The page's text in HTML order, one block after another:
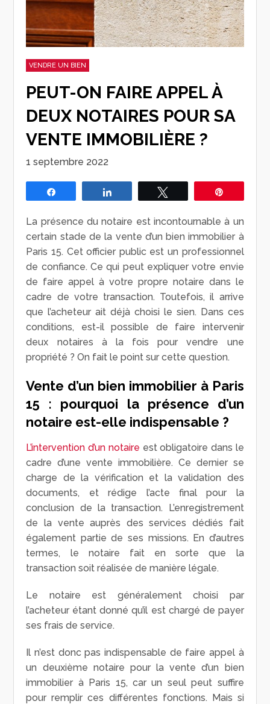
VENDRE UN BIEN
PEUT-ON FAIRE APPEL À
DEUX NOTAIRES POUR SA
VENTE IMMOBILIÈRE ?
1 septembre 2022
La présence du notaire est incontournable à un
certain stade de la vente d’un bien immobilier à
Paris 15. Cet officier public est un professionnel
de confiance. Ce qui peut expliquer votre envie
de faire appel à votre propre notaire dans le
cadre de votre transaction. Toutefois, il arrive
que l’acheteur ait déjà choisi le sien. Dans ces
conditions, est-il possible de faire intervenir
deux notaires à la fois pour vendre une
propriété ? On fait le point sur cette question.
Vente d’un bien immobilier à Paris
15 : pourquoi la présence d’un
notaire est-elle indispensable ?
L’intervention d’un notaire est obligatoire dans le
cadre d’une vente immobilière. Ce dernier se
charge de la vérification et la validation des
documents, et rédige l’acte final pour la
conclusion de la transaction. L’enregistrement
de la vente auprès des services dédiés fait
également partie de ses missions. En d’autres
termes, le notaire fait en sorte que la
transaction soit réalisée de manière légale.
Le notaire est généralement choisi par
l’acheteur étant donné qu’il est chargé de payer
ses frais de service.
Il n’est donc pas indispensable de faire appel à
un deuxième notaire pour la vente d’un bien
immobilier à Paris 15, car un seul peut suffire
pour remplir ces différentes fonctions. Mais si